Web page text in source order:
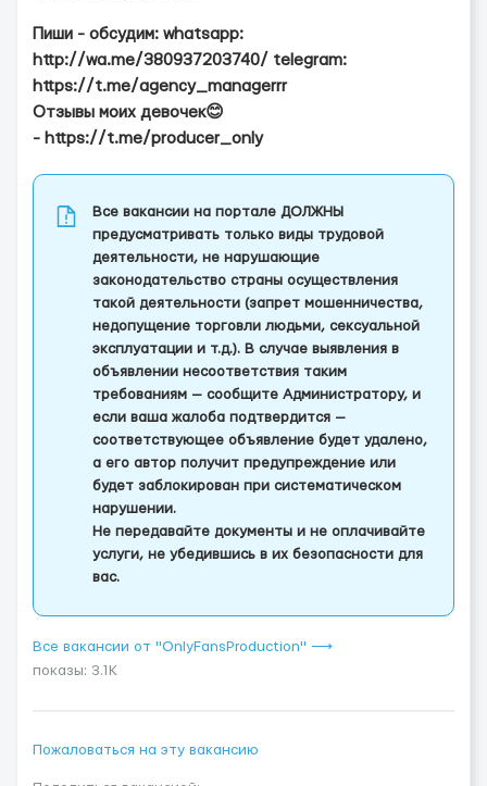
Пиши - обсудим: whatsapp:
http://wa.me/380937203740/ telegram:
https://t.me/agency_managerrr
Отзывы моих девочек😊
- https://t.me/producer_only
Все вакансии на портале ДОЛЖНЫ
предусматривать только виды трудовой
деятельности, не нарушающие
законодательство страны осуществления
такой деятельности (запрет мошенничества,
недопущение торговли людьми, сексуальной
эксплуатации и т.д.). В случае выявления в
объявлении несоответствия таким
требованиям — сообщите Администратору, и
если ваша жалоба подтвердится —
соответствующее объявление будет удалено,
а его автор получит предупреждение или
будет заблокирован при систематическом
нарушении.
Не передавайте документы и не оплачивайте
услуги, не убедившись в их безопасности для
вас.
Все вакансии от "OnlyFansProduction" ⟶
показы: 3.1K
Пожаловаться на эту вакансию